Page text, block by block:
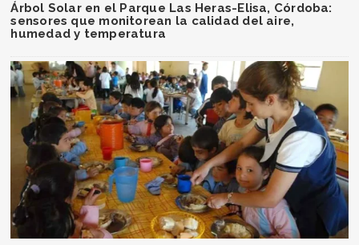
Árbol Solar en el Parque Las Heras-Elisa, Córdoba:
sensores que monitorean la calidad del aire,
humedad y temperatura